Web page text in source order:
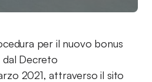
per il nuovo bonus
Decreto
2021, attraverso il sito